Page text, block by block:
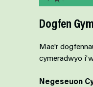
Dogfen
Mae'r
cymeradwyo
Negeseuon